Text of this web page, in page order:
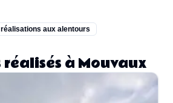
réalisations aux alentours
à Mouvaux